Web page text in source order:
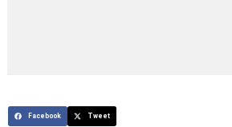
Facebook Tweet